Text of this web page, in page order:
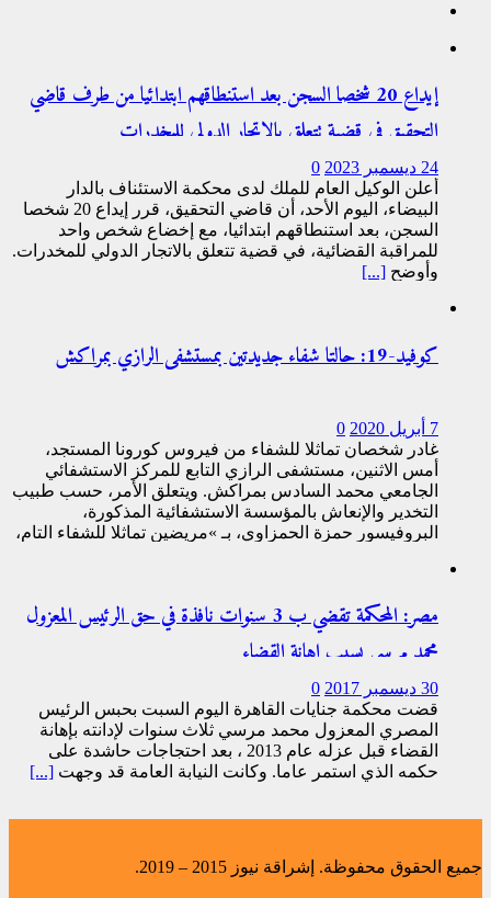
إيداع 20 شخصا السجن بعد استنطاقهم ابتدائيا من طرف قاضي
التحقيق في قضية تتعلق بالاتجار الدولي للمخدرات
24 ديسمبر 2023
0
أعلن الوكيل العام للملك لدى محكمة الاستئناف بالدار
البيضاء، اليوم الأحد، أن قاضي التحقيق، قرر إيداع 20 شخصا
السجن، بعد استنطاقهم ابتدائيا، مع إخضاع شخص واحد
للمراقبة القضائية، في قضية تتعلق بالاتجار الدولي للمخدرات.
وأوضح [...]
كوفيد-19: حالتا شفاء جديدتين بمستشفى الرازي بمراكش
7 أبريل 2020
0
غادر شخصان تماثلا للشفاء من فيروس كورونا المستجد،
أمس الاثنين، مستشفى الرازي التابع للمركز الاستشفائي
الجامعي محمد السادس بمراكش. ويتعلق الأمر، حسب طبيب
التخدير والإنعاش بالمؤسسة الاستشفائية المذكورة،
البروفيسور حمزة الحمزاوي، بـ »مريضين تماثلا للشفاء التام،
مصر: المحكمة تقضي ب 3 سنوات نافذة في حق الرئيس المعزول
محمد مرسي بسبب إهانة القضاء
30 ديسمبر 2017
0
قضت محكمة جنايات القاهرة اليوم السبت بحبس الرئيس
المصري المعزول محمد مرسي ثلاث سنوات لإدانته بإهانة
القضاء قبل عزله عام 2013 ، بعد احتجاجات حاشدة على
حكمه الذي استمر عاما. وكانت النيابة العامة قد وجهت [...]
جميع الحقوق محفوظة. إشراقة نيوز 2015 – 2019.